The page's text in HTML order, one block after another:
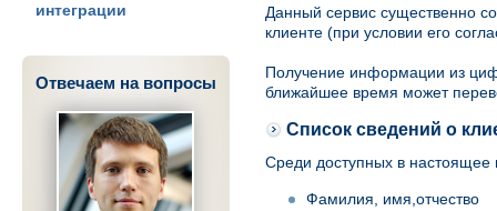
интеграции
Отвечаем на вопросы
Данный сервис существенно
клиенте (при условии его
Получение информации из
ближайшее время может
Список сведений о
Среди доступных в настоящее
Фамилия, имя,отчество